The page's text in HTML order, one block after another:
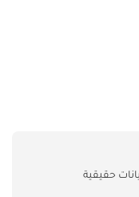
حقيقية